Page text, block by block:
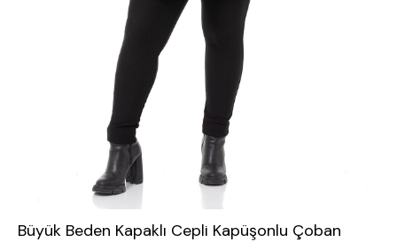
Büyük Beden Kapaklı Cepli Kapüşonlu Çoban